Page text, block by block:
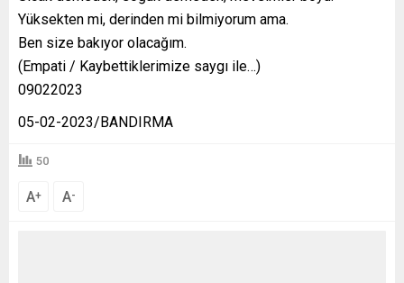
Yüksekten mi, derinden mi bilmiyorum ama.
Ben size bakıyor olacağım.
(Empati / Kaybettiklerimize saygı ile…)
09022023
05-02-2023/BANDIRMA
50
A+ A-